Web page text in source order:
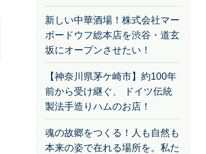
新しい中華酒場！株式会社マー
ボードウフ総本店を渋谷・道玄
坂にオープンさせたい！
【神奈川県茅ケ崎市】約100年
前から受け継ぐ、 ドイツ伝統
製法手造りハムのお店！
魂の故郷をつくる！人も自然も
本来の姿で在れる場所を。私た